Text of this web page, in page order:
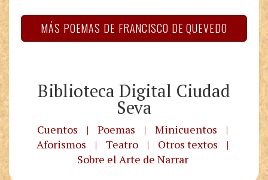
MÁS POEMAS DE FRANCISCO DE QUEVEDO
Biblioteca Digital Ciudad
Seva
Cuentos | Poemas | Minicuentos
|
Aforismos
| Teatro | Otros textos
|
Sobre el Arte de Narrar